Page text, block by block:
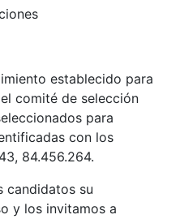
establecido para
comité de selección
para
con los
84.456.264.
candidatos su
y los invitamos a